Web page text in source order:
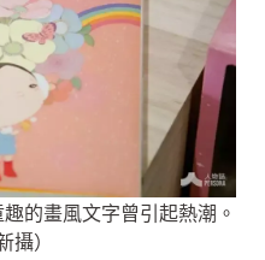
的畫風文字曾引起熱潮。
攝）